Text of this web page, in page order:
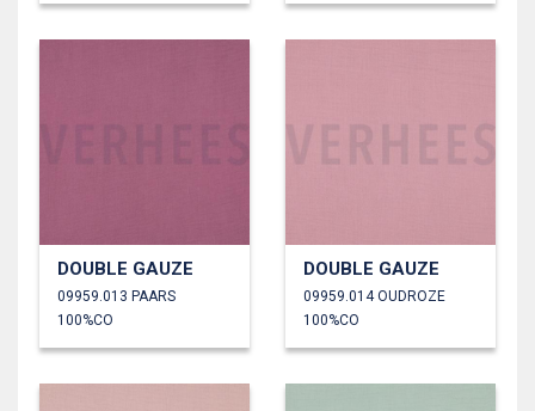
DOUBLE GAUZE
09959.013 PAARS
100%CO
DOUBLE GAUZE
09959.014 OUDROZE
100%CO